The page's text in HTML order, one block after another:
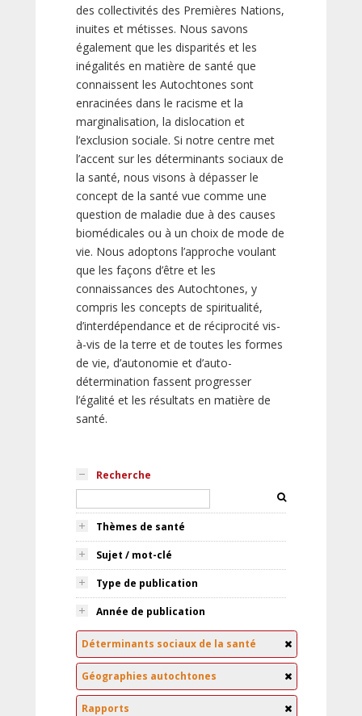
des collectivités des Premières Nations,
inuites et métisses. Nous savons
également que les disparités et les
inégalités en matière de santé que
connaissent les Autochtones sont
enracinées dans le racisme et la
marginalisation, la dislocation et
l’exclusion sociale. Si notre centre met
l’accent sur les déterminants sociaux de
la santé, nous visons à dépasser le
concept de la santé vue comme une
question de maladie due à des causes
biomédicales ou à un choix de mode de
vie. Nous adoptons l’approche voulant
que les façons d’être et les
connaissances des Autochtones, y
compris les concepts de spiritualité,
d’interdépendance et de réciprocité vis-
à-vis de la terre et de toutes les formes
de vie, d’autonomie et d’auto-
détermination fassent progresser
l’égalité et les résultats en matière de
santé.
Recherche
Thèmes de santé
Sujet / mot-clé
Type de publication
Année de publication
Déterminants sociaux de la santé
Géographies autochtones
Rapports